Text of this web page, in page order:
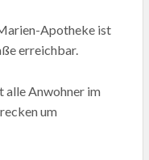
Apotheke ist
erreichbar.
alle Anwohner im
um